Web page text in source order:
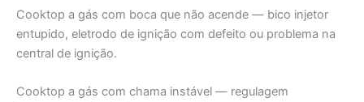
Cooktop a gás com boca que não acende — bico injetor
entupido, eletrodo de ignição com defeito ou problema na
central de ignição.
Cooktop a gás com chama instável — regulagem